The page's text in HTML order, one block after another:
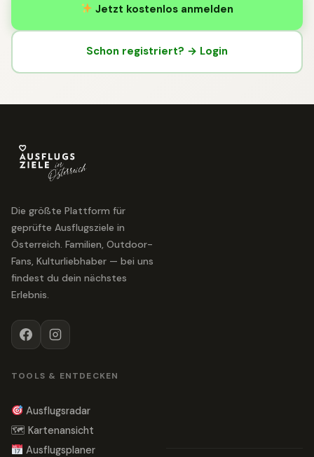
Jetzt kostenlos anmelden
Schon registriert? → Login
Die größte Plattform für
geprüfte Ausflugsziele in
Österreich. Familien, Outdoor-
Fans, Kulturliebhaber — bei uns
findest du dein nächstes
Erlebnis.
TOOLS & ENTDECKEN
Ausflugsradar
🗺 Kartenansicht
Ausflugsplaner